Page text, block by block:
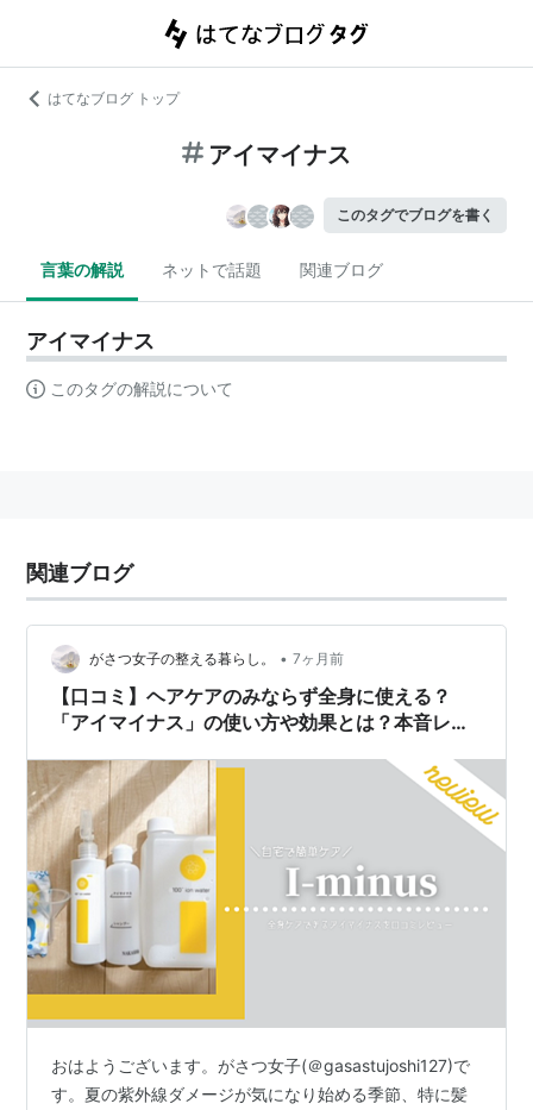
はてなブログ トップ
アイマイナス
このタグでブログを書く
言葉の解説 ネットで話題 関連ブログ
アイマイナス
このタグの解説について
関連ブログ
がさつ女子の整える暮らし。 • 7ヶ月前
【口コミ】ヘアケアのみならず全身に使える？
「アイマイナス」の使い方や効果とは？本音レビ
おはようございます。がさつ女子(＠gasastujoshi127)で
す。夏の紫外線ダメージが気になり始める季節、特に髪